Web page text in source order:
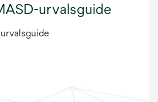
urvalsguide